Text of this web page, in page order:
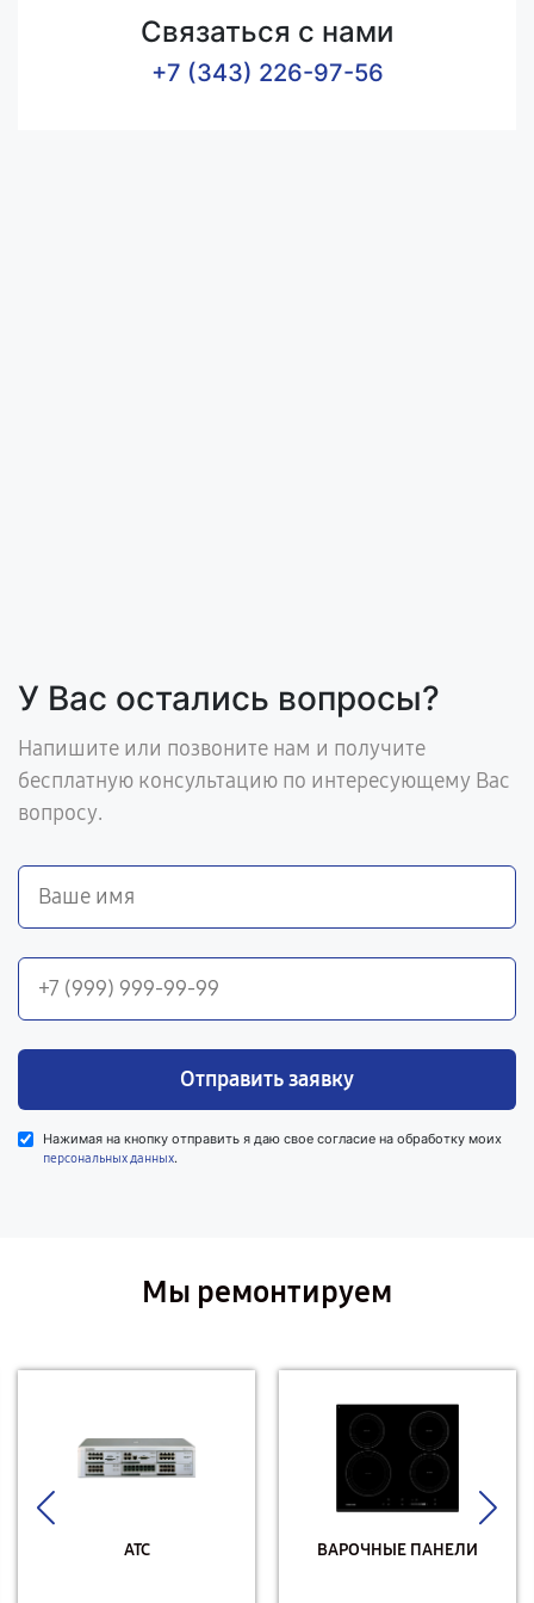
Связаться с нами
+7 (343) 226-97-56
У Вас остались вопросы?
Напишите или позвоните нам и получите
бесплатную консультацию по интересующему Вас
вопросу.
Отправить заявку
Нажимая на кнопку отправить я даю свое согласие на обработку моих
персональных данных.
Мы ремонтируем
АТС ВАРОЧНЫЕ ПАНЕЛИ